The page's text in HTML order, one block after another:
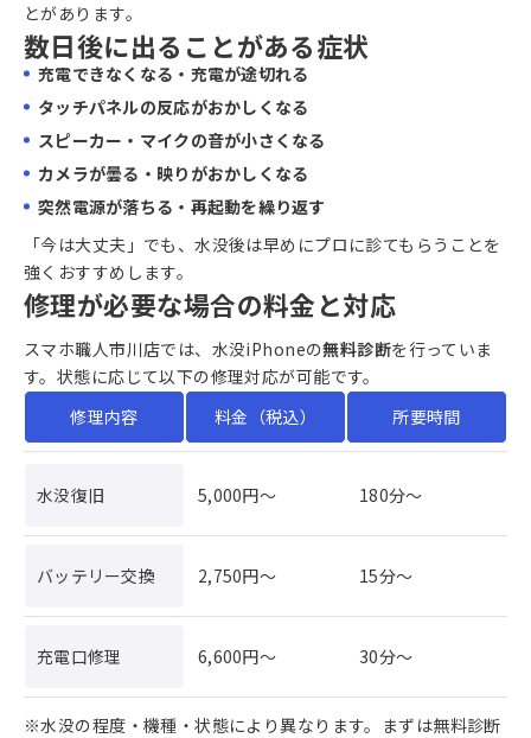
とがあります。
数日後に出ることがある症状
充電できなくなる・充電が途切れる
タッチパネルの反応がおかしくなる
スピーカー・マイクの音が小さくなる
カメラが曇る・映りがおかしくなる
突然電源が落ちる・再起動を繰り返す
「今は大丈夫」でも、水没後は早めにプロに診てもらうことを
強くおすすめします。
修理が必要な場合の料金と対応
スマホ職人市川店では、水没iPhoneの無料診断を行っていま
す。状態に応じて以下の修理対応が可能です。
修理内容
料金（税込） 所要時間
水没復旧 5,000円〜 180分〜
バッテリー交換 2,750円〜 15分〜
充電口修理 6,600円〜 30分〜
※水没の程度・機種・状態により異なります。まずは無料診断